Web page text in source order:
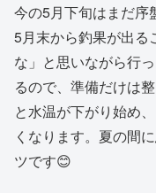
今の5月下旬はまだ序
5月末から釣果が出る
な」と思いながら行
るので、準備だけは
と水温が下がり始め
くなります。夏の間
ツです😊